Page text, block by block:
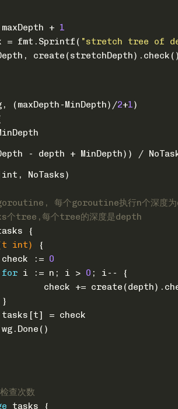
maxDepth +
1
= fmt.Sprintf(
"stretch tree of
, (maxDepth-MinDepth)/2+1)
- depth + MinDepth)) /
int , NoTasks)
每个goroutine执行n个深度为
个tree,每个tree的深度是depth
{
int)
{
				check :=
0
for i := n; i > 0 ; i-- {
check +=
				}
				tasks[t] = check
				wg.Done()
查次数
tasks {